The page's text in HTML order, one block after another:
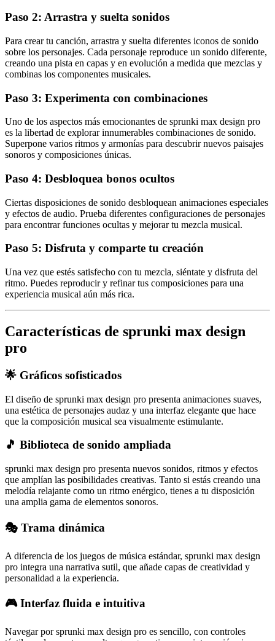
Paso 2: Arrastra y suelta sonidos
Para crear tu canción, arrastra y suelta diferentes iconos de sonido
sobre los personajes. Cada personaje reproduce un sonido diferente,
creando una pista en capas y en evolución a medida que mezclas y
combinas los componentes musicales.
Paso 3: Experimenta con combinaciones
Uno de los aspectos más emocionantes de sprunki max design pro
es la libertad de explorar innumerables combinaciones de sonido.
Superpone varios ritmos y armonías para descubrir nuevos paisajes
sonoros y composiciones únicas.
Paso 4: Desbloquea bonos ocultos
Ciertas disposiciones de sonido desbloquean animaciones especiales
y efectos de audio. Prueba diferentes configuraciones de personajes
para encontrar funciones ocultas y mejorar tu mezcla musical.
Paso 5: Disfruta y comparte tu creación
Una vez que estés satisfecho con tu mezcla, siéntate y disfruta del
ritmo. Puedes reproducir y refinar tus composiciones para una
experiencia musical aún más rica.
Características de sprunki max design
pro
🌟 Gráficos sofisticados
El diseño de sprunki max design pro presenta animaciones suaves,
una estética de personajes audaz y una interfaz elegante que hace
que la composición musical sea visualmente estimulante.
🎵 Biblioteca de sonido ampliada
sprunki max design pro presenta nuevos sonidos, ritmos y efectos
que amplían las posibilidades creativas. Tanto si estás creando una
melodía relajante como un ritmo enérgico, tienes a tu disposición
una amplia gama de elementos sonoros.
🎭 Trama dinámica
A diferencia de los juegos de música estándar, sprunki max design
pro integra una narrativa sutil, que añade capas de creatividad y
personalidad a la experiencia.
🎮Interfaz fluida e intuitiva
Navegar por sprunki max design pro es sencillo, con controles